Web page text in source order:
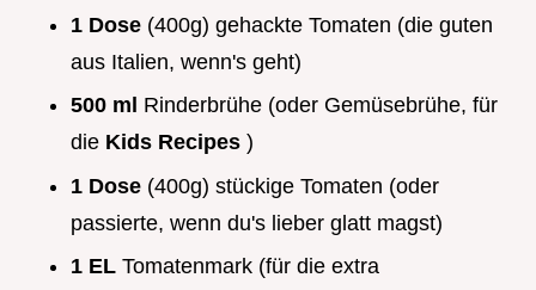
1 Dose (400g) gehackte Tomaten (die guten
aus Italien, wenn's geht)
500 ml Rinderbrühe (oder Gemüsebrühe, für
die Kids Recipes )
1 Dose (400g) stückige Tomaten (oder
passierte, wenn du's lieber glatt magst)
1 EL Tomatenmark (für die extra